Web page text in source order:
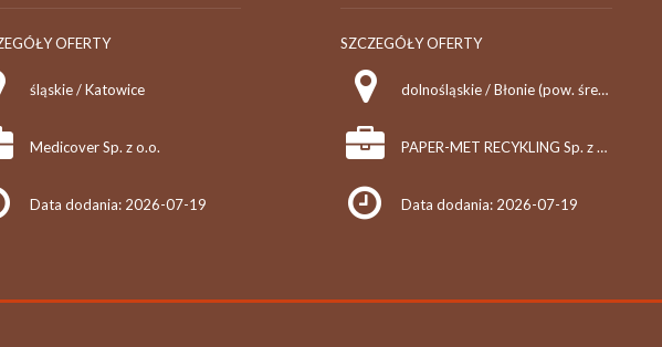
OFERTY
śląskie / Katowice
Medicover Sp. z o.o.
Data dodania: 2026-07-19
SZCZEGÓŁY OFERTY
dolnośląskie / Błonie (pow. średzki, gm. Miękinia)
PAPER-MET RECYKLING Sp. z o.o.
Data dodania: 2026-07-19